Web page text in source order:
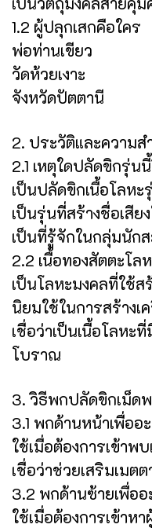
1.2 ผู้ปลุกเสกคือใคร
พ่อท่านเขียว
วัดห้วยเงาะ
จังหวัดปัตตานี
2. ประวัติและความ
2.1 เหตุใดปลัดขิกรุ่น
เป็นปลัดขิกเนื้อโลห
เป็นรุ่นที่สร้างชื่อเสีย
เป็นที่รู้จักในกลุ่มนัก
2.2 เนื้อทองสัตตะโล
เป็นโลหะมงคลที่ใช้ส
นิยมใช้ในการสร้างเ
เชื่อว่าเป็นเนื้อโลห
โบราณ
3. วิธีพกปลัดขิกเม็ด
3.1 พกด้านหน้าเพื่ออ
ใช้เมื่อต้องการเข้าพ
เชื่อว่าช่วยเสริมเมต
3.2 พกด้านซ้ายเพื่ออ
ใช้เมื่อต้องการเข้าห